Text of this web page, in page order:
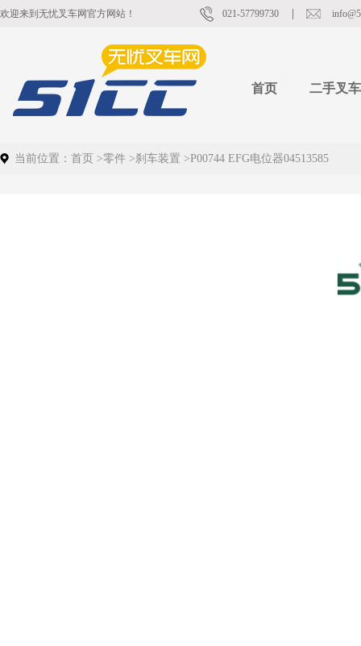
欢迎来到无忧叉车网官方网站！ 021-57799730
首页 二手叉车
当前位置： 首页 >零件 >刹车装置 >P00744 EFG电位器04513585